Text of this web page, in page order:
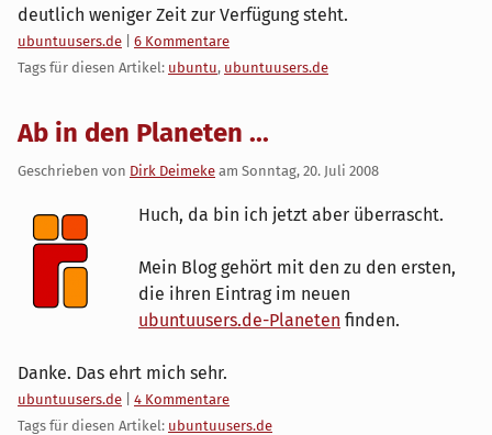
deutlich weniger Zeit zur Verfügung steht.
Kategorien:
ubuntuusers.de
6 Kommentare
Tags für diesen Artikel: ubuntu, ubuntuusers.de
Ab in den Planeten ...
Geschrieben von Dirk Deimeke am Sonntag, 20. Juli 2008
Huch, da bin ich jetzt aber überrascht.
Mein Blog gehört mit den zu den ersten,
die ihren Eintrag im neuen
ubuntuusers.de-Planeten finden.
Danke. Das ehrt mich sehr.
Kategorien:
ubuntuusers.de
4 Kommentare
Tags für diesen Artikel: ubuntuusers.de